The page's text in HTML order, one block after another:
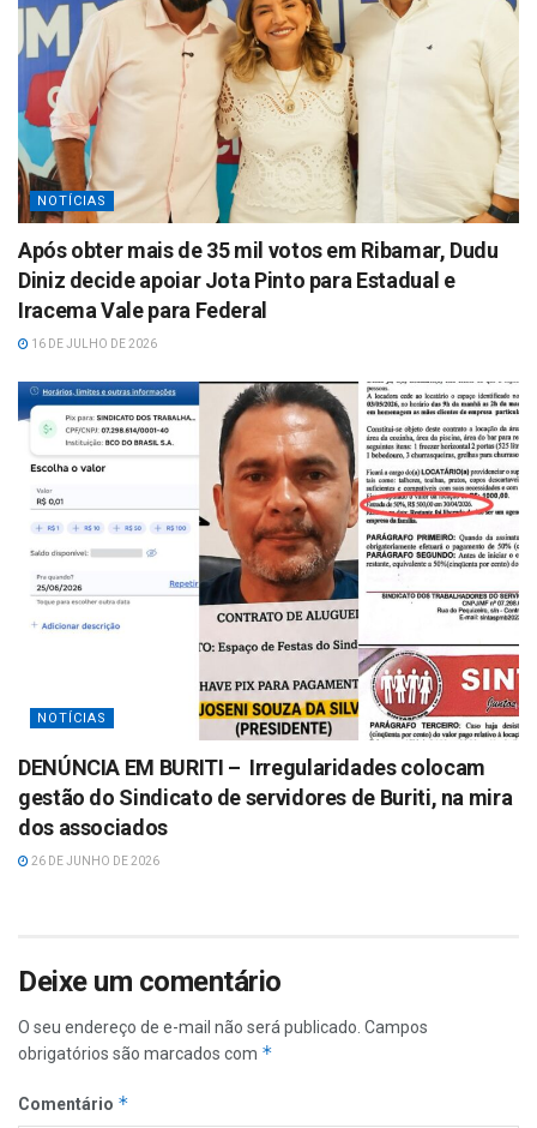
NOTÍCIAS
Após obter mais de 35 mil votos em Ribamar, Dudu
Diniz decide apoiar Jota Pinto para Estadual e
Iracema Vale para Federal
16 DE JULHO DE 2026
NOTÍCIAS
DENÚNCIA EM BURITI – Irregularidades colocam
gestão do Sindicato de servidores de Buriti, na mira
dos associados
26 DE JUNHO DE 2026
Deixe um comentário
O seu endereço de e-mail não será publicado. Campos
obrigatórios são marcados com *
Comentário *